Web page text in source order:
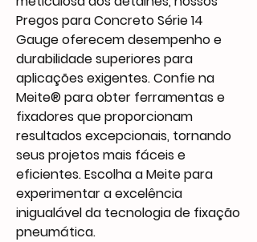
Pregos para Concreto Série 14
Gauge oferecem desempenho e
durabilidade superiores para
aplicações exigentes. Confie na
Meite® para obter ferramentas e
fixadores que proporcionam
resultados excepcionais, tornando
seus projetos mais fáceis e
eficientes. Escolha a Meite para
experimentar a excelência
inigualável da tecnologia de fixação
pneumática.